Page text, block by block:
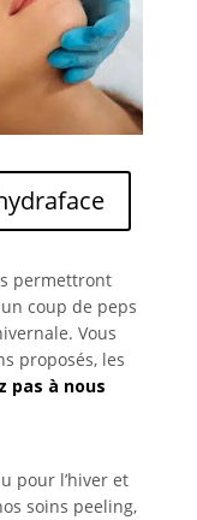
permettront
coup de peps
Vous
proposés, les
pas à nous
pour l’hiver et
soins peeling,